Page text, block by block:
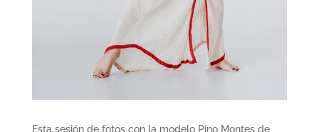
Esta sesión de fotos con la modelo Pino Montes de